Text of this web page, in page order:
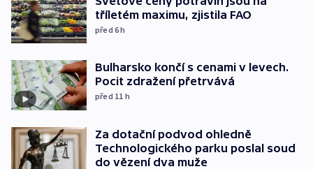
tříletém maximu, zjistila FAO
před 6h
Bulharsko končí s cenami v levech.
Pocit zdražení přetrvává
před 11 h
Za dotační podvod ohledně
Technologického parku poslal soud
do vězení dva muže